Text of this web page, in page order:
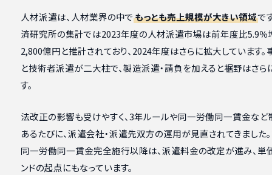
人材派遣は、人材業界の中でもっとも売上規模が大きい領域で
済研究所の集計では2023年度の人材派遣市場は前年度比5.9％
2,800億円と推計されており、2024年度はさらに拡大しています
と技術者派遣が二大柱で、製造派遣・請負を加えると裾野はさら
す。
法改正の影響も受けやすく、3年ルールや同一労働同一賃金な
あるたびに、派遣会社・派遣先双方の運用が見直されてきました
同一労働同一賃金完全施行以降は、派遣料金の改定が進み、単
ンドの起点にもなっています。